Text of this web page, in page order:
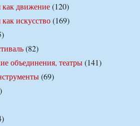
как движение(120)
искусство(169)
(82)
объединения, театры(141)
(69)